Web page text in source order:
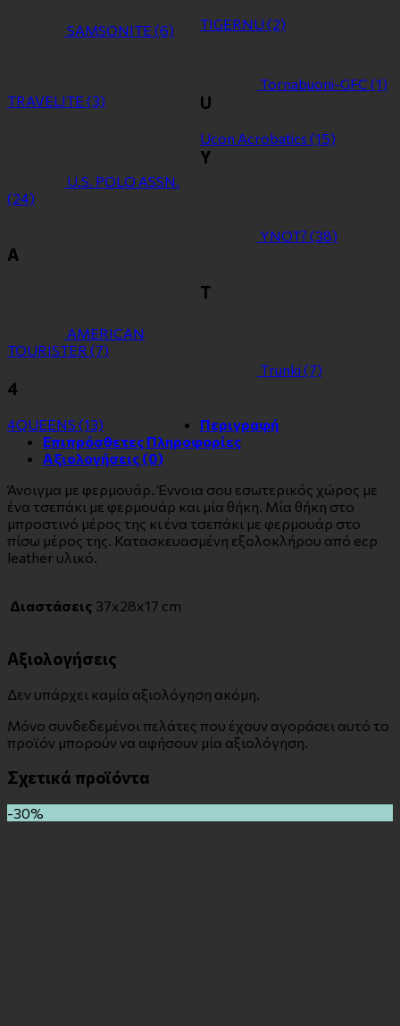
SAMSONITE (6) TIGERNU (2)
Tornabuoni-GFC (1)
TRAVELITE (3) U
U.S. POLO ASSN.
(24)
Ucon Acrobatics (15)
Y
YNOT? (38)
Α
ΑMERICAN
TOURISTER (7)
Τ
Τrunki (7)
4
4QUEENS (13)
Περιγραφή
Επιπρόσθετες Πληροφορίες
Αξιολογήσεις (0)
Άνοιγμα με φερμουάρ. Έννοια σου εσωτερικός χώρος με
ένα τσεπάκι με φερμουάρ και μία θήκη. Μία θήκη στο
μπροστινό μέρος της κι ένα τσεπάκι με φερμουάρ στο
πίσω μέρος της. Κατασκευασμένη εξολοκλήρου από ecρ
leather υλικό.
Διαστάσεις 37x28x17 cm
Αξιολογήσεις
Δεν υπάρχει καμία αξιολόγηση ακόμη.
Μόνο συνδεδεμένοι πελάτες που έχουν αγοράσει αυτό το
προϊόν μπορούν να αφήσουν μία αξιολόγηση.
Σχετικά προϊόντα
-30%